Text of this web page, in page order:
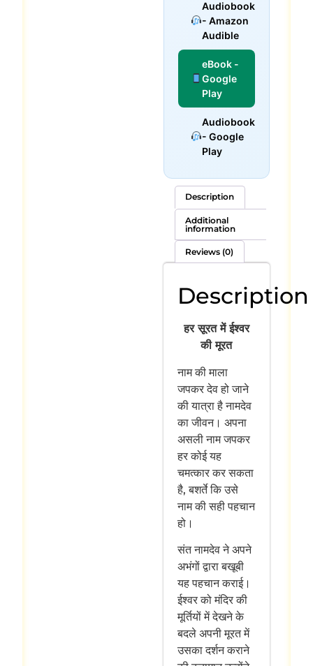
Audiobook
- Amazon
Audible
eBook -
Google
Play
Audiobook
- Google
Play
Description
Additional
information
Reviews (0)
Description
हर सूरत में ईश्वर
की मूरत
नाम की माला
जपकर देव हो जाने
की यात्रा है नामदेव
का जीवन। अपना
असली नाम जपकर
हर कोई यह
चमत्कार कर सकता
है, बशर्ते कि उसे
नाम की सही पहचान
हो।
संत नामदेव ने अपने
अभंगों द्वारा बखूबी
यह पहचान कराई।
ईश्वर को मंदिर की
मूर्तियों में देखने के
बदले अपनी मूरत में
उसका दर्शन कराने